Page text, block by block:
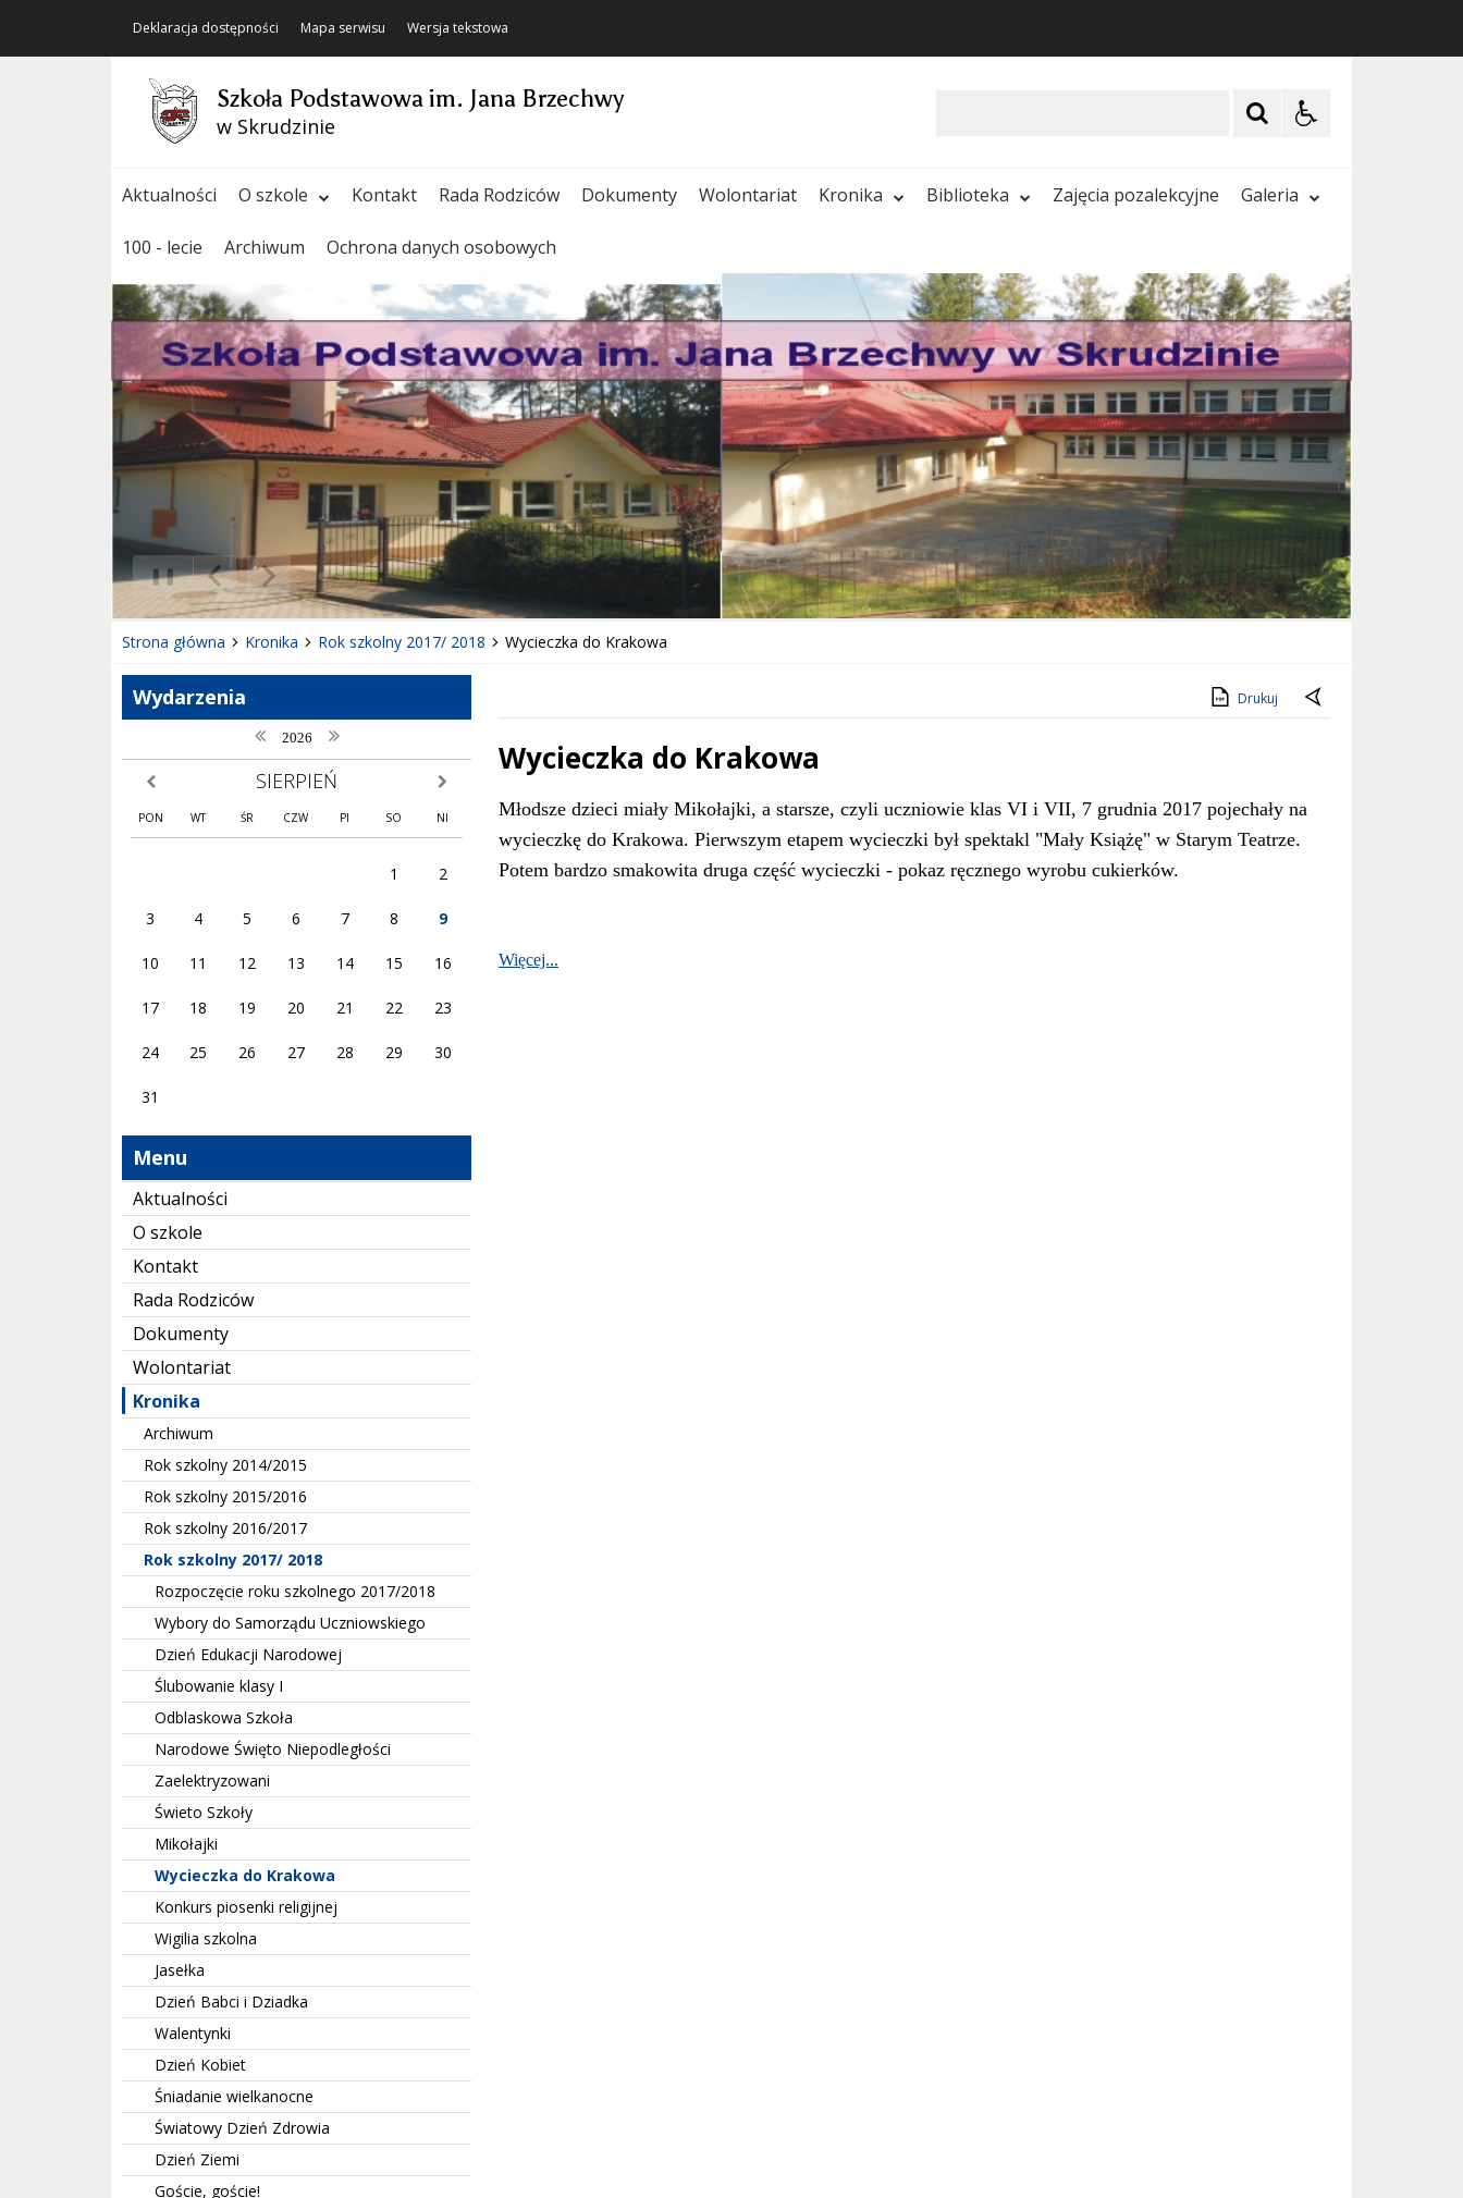
Deklaracja dostępności Mapa serwisu Wersja tekstowa
Szkoła Podstawowa im. Jana Brzechwy
w Skrudzinie
Aktualności O szkole Kontakt Rada Rodziców Dokumenty Wolontariat Kronika Biblioteka Zajęcia pozalekcyjne Galeria
100 - lecie Archiwum Ochrona danych osobowych
Poprzedni Element
Następny Element
❚❚
Strona główna Kronika Rok szkolny 2017/ 2018 Wycieczka do Krakowa
Wydarzenia
poprzedni rok
2026 następny rok
poprzedni miesiąc SIERPIEŃ następny miesiąc
PON WT ŚR CZW PI SO NI
1 2
3 4 5 6 7 8 9
10 11 12 13 14 15 16
17 18 19 20 21 22 23
24 25 26 27 28 29 30
31
Menu
Aktualności
O szkole
Kontakt
Rada Rodziców
Dokumenty
Wolontariat
Kronika
Archiwum
Rok szkolny 2014/2015
Rok szkolny 2015/2016
Rok szkolny 2016/2017
Rok szkolny 2017/ 2018
Rozpoczęcie roku szkolnego 2017/2018
Wybory do Samorządu Uczniowskiego
Dzień Edukacji Narodowej
Ślubowanie klasy I
Odblaskowa Szkoła
Narodowe Święto Niepodległości
Zaelektryzowani
Świeto Szkoły
Mikołajki
Wycieczka do Krakowa
Konkurs piosenki religijnej
Wigilia szkolna
Jasełka
Dzień Babci i Dziadka
Walentynki
Dzień Kobiet
Śniadanie wielkanocne
Światowy Dzień Zdrowia
Dzień Ziemi
Goście, goście!
Drukuj
Wycieczka do Krakowa
Treść
Młodsze dzieci miały Mikołajki, a starsze, czyli uczniowie klas VI i VII, 7 grudnia 2017 pojechały na
wycieczkę do Krakowa. Pierwszym etapem wycieczki był spektakl "Mały Książę" w Starym Teatrze.
Potem bardzo smakowita druga część wycieczki - pokaz ręcznego wyrobu cukierków.
Więcej...